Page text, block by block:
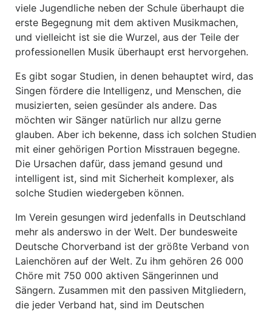
viele Jugendliche neben der Schule überhaupt die
erste Begegnung mit dem aktiven Musikmachen,
und vielleicht ist sie die Wurzel, aus der Teile der
professionellen Musik überhaupt erst hervorgehen.
Es gibt sogar Studien, in denen behauptet wird, das
Singen fördere die Intelligenz, und Menschen, die
musizierten, seien gesünder als andere. Das
möchten wir Sänger natürlich nur allzu gerne
glauben. Aber ich bekenne, dass ich solchen Studien
mit einer gehörigen Portion Misstrauen begegne.
Die Ursachen dafür, dass jemand gesund und
intelligent ist, sind mit Sicherheit komplexer, als
solche Studien wiedergeben können.
Im Verein gesungen wird jedenfalls in Deutschland
mehr als anderswo in der Welt. Der bundesweite
Deutsche Chorverband ist der größte Verband von
Laienchören auf der Welt. Zu ihm gehören 26 000
Chöre mit 750 000 aktiven Sängerinnen und
Sängern. Zusammen mit den passiven Mitgliedern,
die jeder Verband hat, sind im Deutschen